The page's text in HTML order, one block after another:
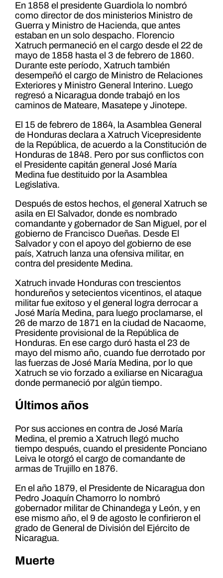
En 1858 el presidente Guardiola lo nombró
como director de dos ministerios Ministro de
Guerra y Ministro de Hacienda, que antes
estaban en un solo despacho. Florencio
Xatruch permaneció en el cargo desde el 22 de
mayo de 1858 hasta el 3 de febrero de 1860.
Durante este período, Xatruch también
desempeñó el cargo de Ministro de Relaciones
Exteriores y Ministro General Interino. Luego
regresó a Nicaragua donde trabajó en los
caminos de Mateare, Masatepe y Jinotepe.
El 15 de febrero de 1864, la Asamblea General
de Honduras declara a Xatruch Vicepresidente
de la República, de acuerdo a la Constitución de
Honduras de 1848. Pero por sus conflictos con
el Presidente capitán general José María
Medina fue destituido por la Asamblea
Legislativa.
Después de estos hechos, el general Xatruch se
asila en El Salvador, donde es nombrado
comandante y gobernador de San Miguel, por el
gobierno de Francisco Dueñas. Desde El
Salvador y con el apoyo del gobierno de ese
país, Xatruch lanza una ofensiva militar, en
contra del presidente Medina.
Xatruch invade Honduras con trescientos
hondureños y setecientos vicentinos, el ataque
militar fue exitoso y el general logra derrocar a
José María Medina, para luego proclamarse, el
26 de marzo de 1871 en la ciudad de Nacaome,
Presidente provisional de la República de
Honduras. En ese cargo duró hasta el 23 de
mayo del mismo año, cuando fue derrotado por
las fuerzas de José María Medina, por lo que
Xatruch se vio forzado a exiliarse en Nicaragua
donde permaneció por algún tiempo.
Últimos años
Por sus acciones en contra de José María
Medina, el premio a Xatruch llegó mucho
tiempo después, cuando el presidente Ponciano
Leiva le otorgó el cargo de comandante de
armas de Trujillo en 1876.
En el año 1879, el Presidente de Nicaragua don
Pedro Joaquín Chamorro lo nombró
gobernador militar de Chinandega y León, y en
ese mismo año, el 9 de agosto le confirieron el
grado de General de División del Ejército de
Nicaragua.
Muerte